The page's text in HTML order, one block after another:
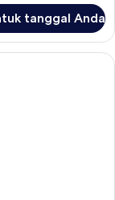
tanggal Anda